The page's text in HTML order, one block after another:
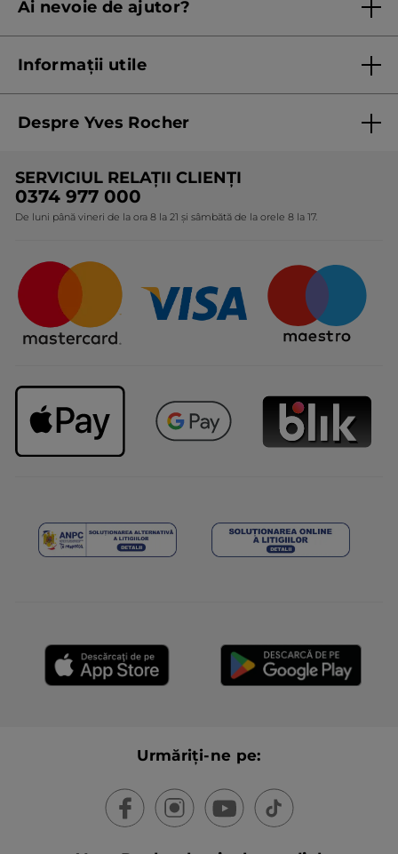
Listă prețuri standard
Ai nevoie de ajutor?
Informații utile
Termeni și condiții pentru vanzarea la distanță a
Politica de confidențialitate
Protecția Consumatorilor - A.N.P.C.
Despre Yves Rocher
Expertiza noastră botanică
Angajamentele noastre
Întrebări frecvente
SERVICIUL RELAȚII CLIENȚI
0374 977 000
De luni până vineri de la ora 8 la 21 și sâmbătă de la orele 8 la 17.
Urmăriți-ne pe: